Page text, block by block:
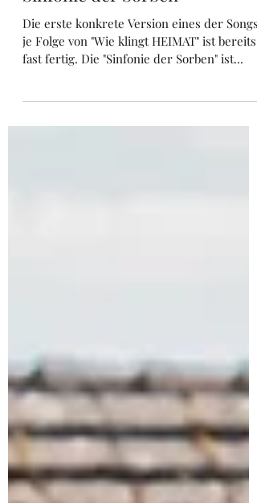
Marc Oliver Rühle
25. Mai 2021
1 Min. Lesezeit
Sinfonie der Sorben
fast fertig. Die "Sinfonie der Sorben" ist...